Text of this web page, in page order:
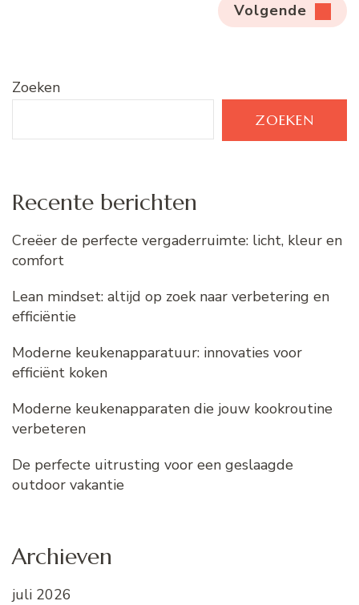
Volgende
Zoeken
ZOEKEN
Recente berichten
Creëer de perfecte vergaderruimte: licht, kleur en
comfort
Lean mindset: altijd op zoek naar verbetering en
efficiëntie
Moderne keukenapparatuur: innovaties voor
efficiënt koken
Moderne keukenapparaten die jouw kookroutine
verbeteren
De perfecte uitrusting voor een geslaagde
outdoor vakantie
Archieven
juli 2026